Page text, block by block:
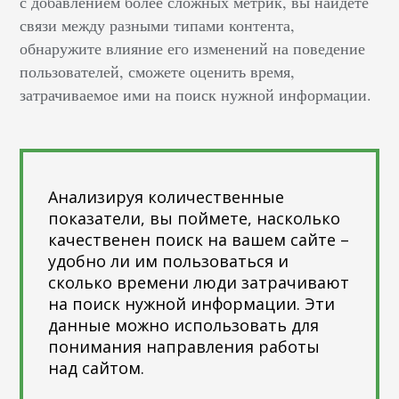
связи между разными типами контента,
обнаружите влияние его изменений на поведение
пользователей, сможете оценить время,
затрачиваемое ими на поиск нужной информации.
Анализируя количественные
показатели, вы поймете, насколько
качественен поиск на вашем сайте –
удобно ли им пользоваться и
сколько времени люди затрачивают
на поиск нужной информации. Эти
данные можно использовать для
понимания направления работы
над сайтом.